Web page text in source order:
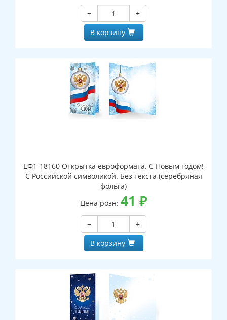
−
+
В корзину
ЕФ1-18160 Открытка евроформата. С Новым годом!
С Российской символикой. Без текста (серебряная
фольга)
Цена розн: 41 ₽
−
+
В корзину